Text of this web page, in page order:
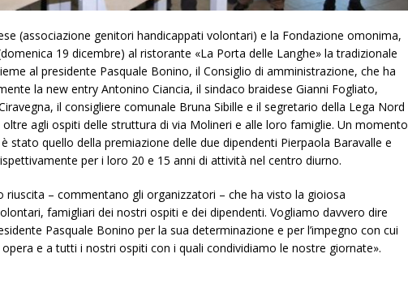
(associazione genitori handicappati volontari) e la Fondazione omonima,
19 dicembre) al ristorante «La Porta delle Langhe» la tradizionale
al presidente Pasquale Bonino, il Consiglio di amministrazione, che ha
la new entry Antonino Ciancia, il sindaco braidese Gianni Fogliato,
il consigliere comunale Bruna Sibille e il segretario della Lega Nord
oltre agli ospiti delle struttura di via Molineri e alle loro famiglie. Un momento
stato quello della premiazione delle due dipendenti Pierpaola Baravalle e
per i loro 20 e 15 anni di attività nel centro diurno.
riuscita – commentano gli organizzatori – che ha visto la gioiosa
famigliari dei nostri ospiti e dei dipendenti. Vogliamo davvero dire
Pasquale Bonino per la sua determinazione e per l’impegno con cui
e a tutti i nostri ospiti con i quali condividiamo le nostre giornate».